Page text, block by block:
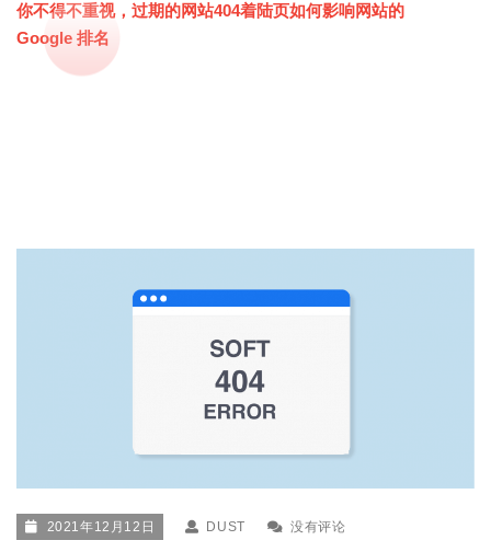
你不得不重视，过期的网站404着陆页如何影响网站的
Google 排名
2021年12月12日 DUST 没有评论